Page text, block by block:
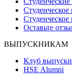
Оставьте
ВЫПУСКНИКАМ
Клуб
HSE Alumni